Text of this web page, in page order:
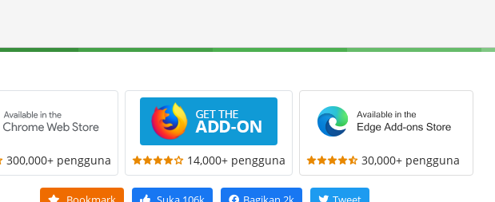
300,000+ pengguna 14,000+ pengguna 30,000+ pengguna